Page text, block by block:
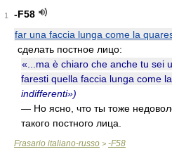
1
-F58
far una faccia lunga come la
сделать постное лицо:
«...ma è chiaro che anche tu sei
faresti quella faccia lunga come
indifferenti»)
— Но ясно, что ты тоже
такого постного лица.
Frasario italiano-russo > -F58